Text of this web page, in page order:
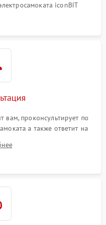
iconBIT
вам, проконсультирует по
а также ответит на